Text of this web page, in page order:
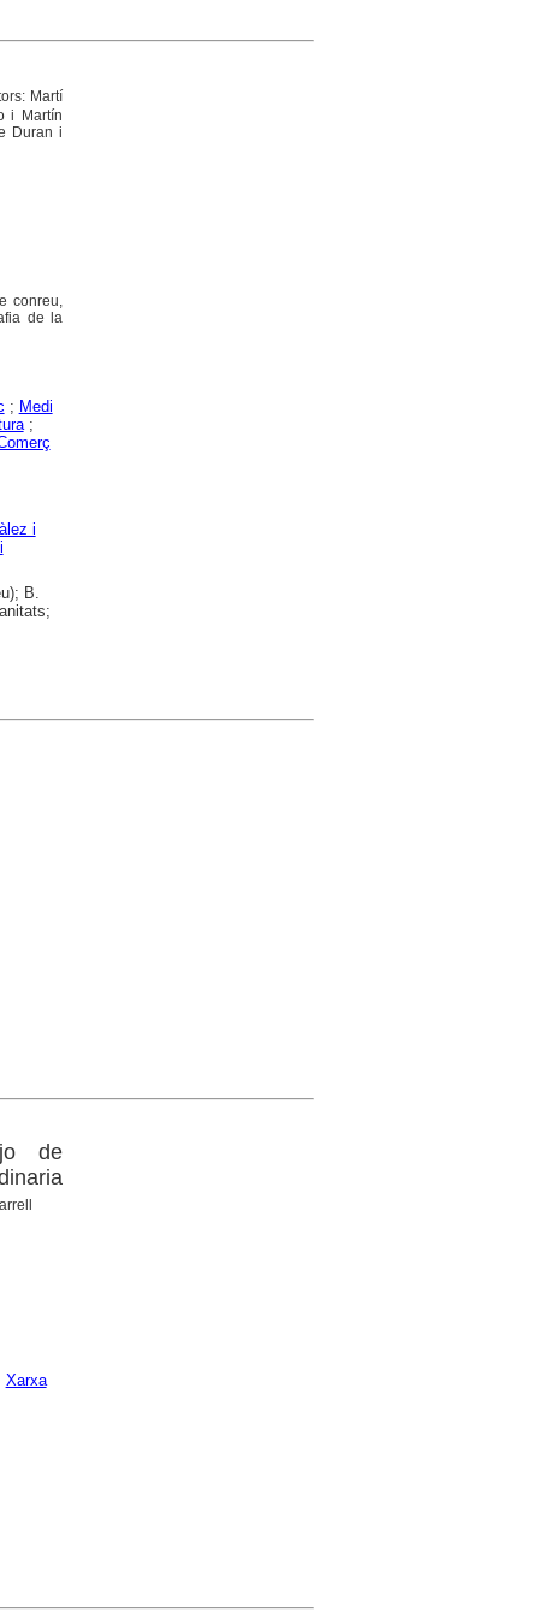
Martí
i Martín
Duran i
conreu,
de la
; Medi
;
i
B.
de
Xarxa